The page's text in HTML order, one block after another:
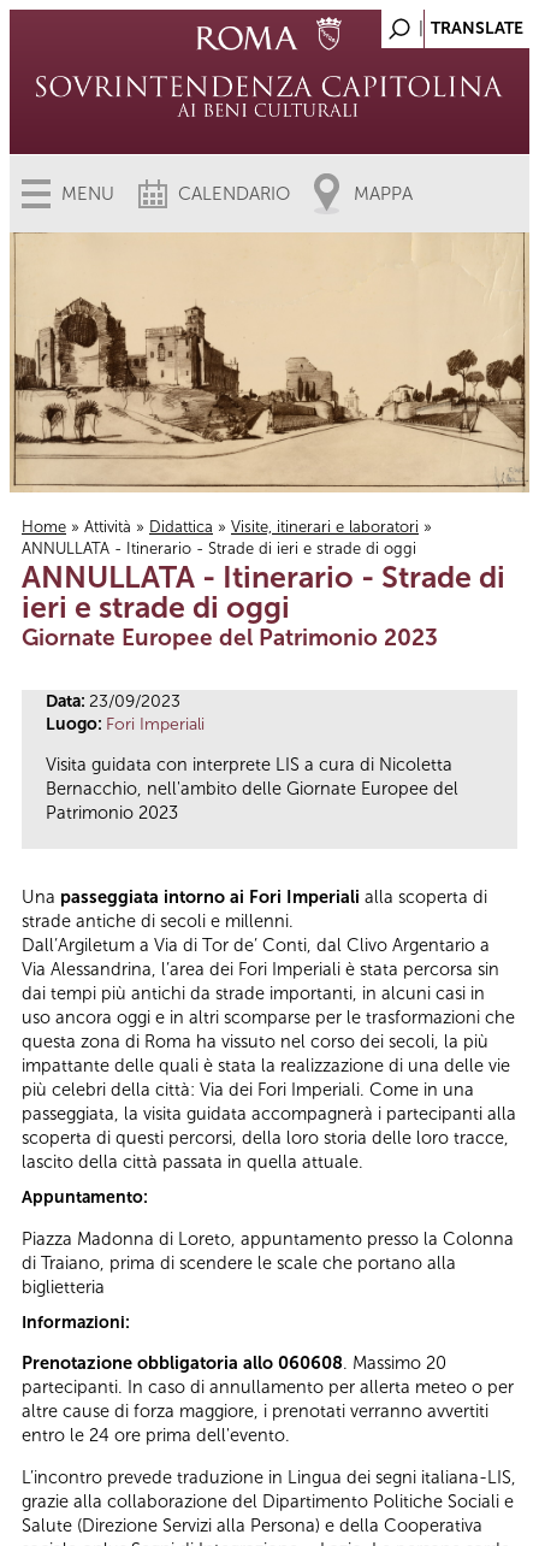
MENU CALENDARIO MAPPA
Tu sei qui
Home » Attività » Didattica » Visite, itinerari e laboratori »
ANNULLATA - Itinerario - Strade di ieri e strade di oggi
ANNULLATA - Itinerario - Strade di
ieri e strade di oggi
Giornate Europee del Patrimonio 2023
Data: 23/09/2023
Luogo: Fori Imperiali
Visita guidata con interprete LIS a cura di Nicoletta
Bernacchio, nell'ambito delle Giornate Europee del
Patrimonio 2023
Una passeggiata intorno ai Fori Imperiali alla scoperta di
strade antiche di secoli e millenni.
Dall’Argiletum a Via di Tor de’ Conti, dal Clivo Argentario a
Via Alessandrina, l’area dei Fori Imperiali è stata percorsa sin
dai tempi più antichi da strade importanti, in alcuni casi in
uso ancora oggi e in altri scomparse per le trasformazioni che
questa zona di Roma ha vissuto nel corso dei secoli, la più
impattante delle quali è stata la realizzazione di una delle vie
più celebri della città: Via dei Fori Imperiali. Come in una
passeggiata, la visita guidata accompagnerà i partecipanti alla
scoperta di questi percorsi, della loro storia delle loro tracce,
lascito della città passata in quella attuale.
Appuntamento:
Piazza Madonna di Loreto, appuntamento presso la Colonna
di Traiano, prima di scendere le scale che portano alla
biglietteria
Informazioni:
Prenotazione obbligatoria allo 060608. Massimo 20
partecipanti. In caso di annullamento per allerta meteo o per
altre cause di forza maggiore, i prenotati verranno avvertiti
entro le 24 ore prima dell'evento.
L’incontro prevede traduzione in Lingua dei segni italiana-LIS,
grazie alla collaborazione del Dipartimento Politiche Sociali e
Salute (Direzione Servizi alla Persona) e della Cooperativa